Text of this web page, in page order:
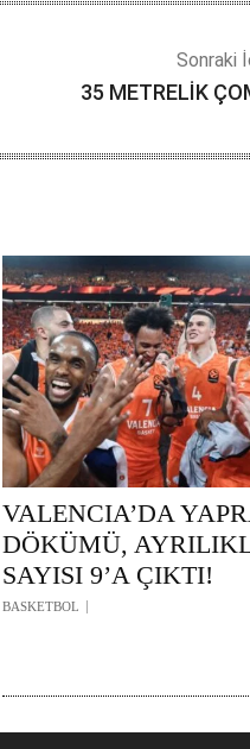
Sonraki
35 METRELİK
VALENCIA’DA
DÖKÜMÜ,
SAYISI 9’A ÇIKTI!
BASKETBOL